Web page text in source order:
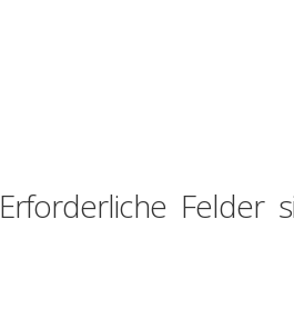
Erforderliche Felder